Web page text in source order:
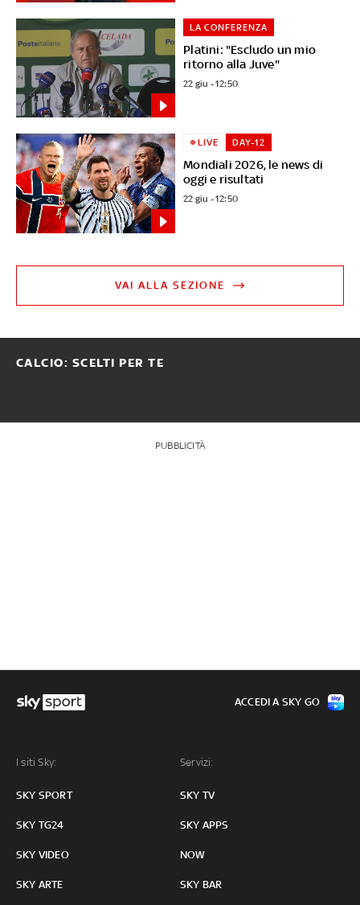
Platini: "Escludo un mio
ritorno alla Juve"
LA CONFERENZA
22 giu - 12:50
Mondiali 2026, le news di
oggi e risultati
LIVE DAY-12
22 giu - 12:50
VAI ALLA SEZIONE
CALCIO: SCELTI PER TE
PUBBLICITÀ
I siti Sky:
SKY SPORT
SKY TG24
SKY VIDEO
SKY ARTE
Servizi:
SKY TV
SKY APPS
NOW
SKY BAR
ACCEDI A SKY GO